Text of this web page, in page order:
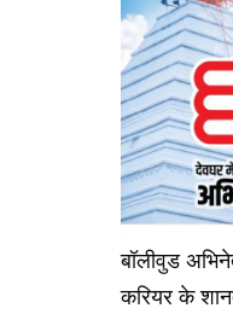
बॉलीवुड
करियर के